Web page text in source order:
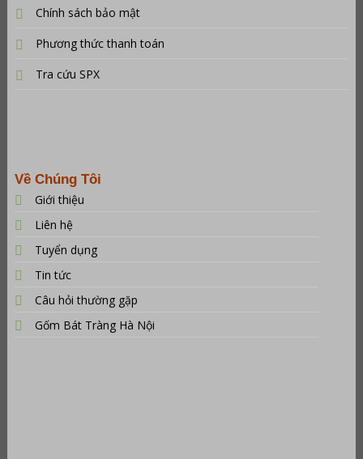
Chính sách bảo mật
Phương thức thanh toán
Tra cứu SPX
Về Chúng Tôi
Giới thiệu
Liên hệ
Tuyển dụng
Tin tức
Câu hỏi thường gặp
Gốm Bát Tràng Hà Nội